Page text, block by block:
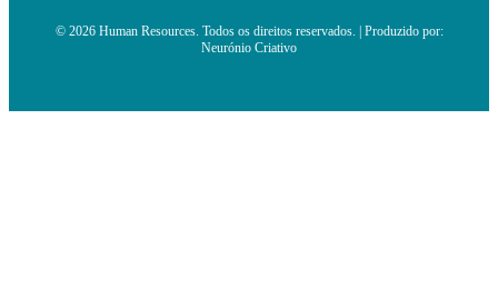
© 2026 Human Resources. Todos os direitos reservados. | Produzido por:
Neurónio Criativo